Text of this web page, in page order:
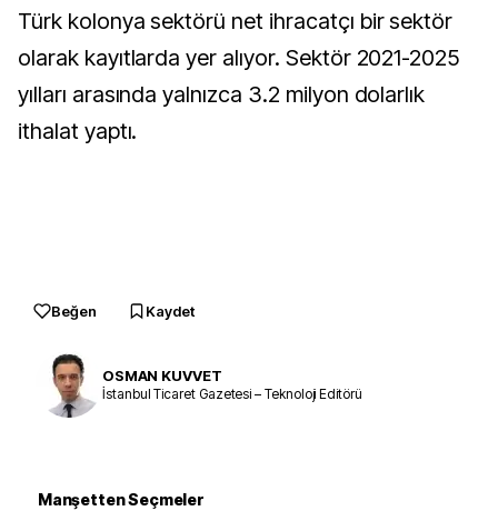
Türk kolonya sektörü net ihracatçı bir sektör
olarak kayıtlarda yer alıyor. Sektör 2021-2025
yılları arasında yalnızca 3.2 milyon dolarlık
ithalat yaptı.
Beğen Kaydet
OSMAN KUVVET
İstanbul Ticaret Gazetesi – Teknoloji Editörü
Manşetten Seçmeler